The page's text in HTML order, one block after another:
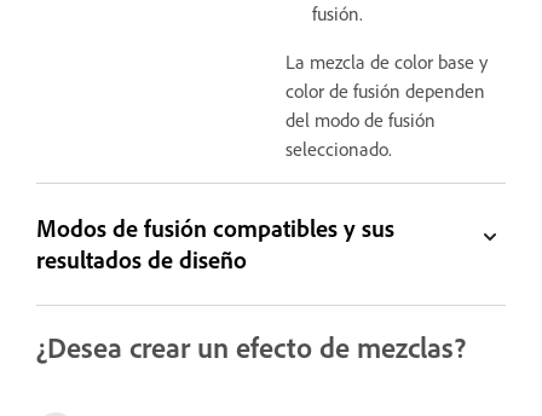
fusión.
La mezcla de color base y
color de fusión dependen
del modo de fusión
seleccionado.
Modos de fusión compatibles y sus
resultados de diseño
¿Desea crear un efecto de mezclas?